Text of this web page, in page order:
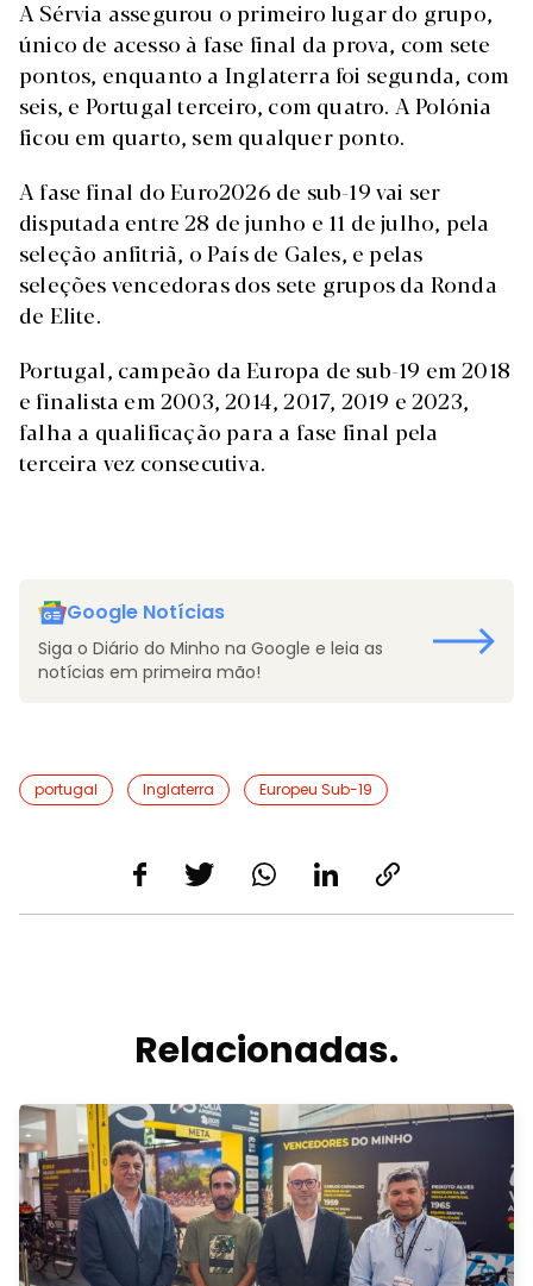
A Sérvia assegurou o primeiro lugar do grupo,
único de acesso à fase final da prova, com sete
pontos, enquanto a Inglaterra foi segunda, com
seis, e Portugal terceiro, com quatro. A Polónia
ficou em quarto, sem qualquer ponto.
A fase final do Euro2026 de sub-19 vai ser
disputada entre 28 de junho e 11 de julho, pela
seleção anfitriã, o País de Gales, e pelas
seleções vencedoras dos sete grupos da Ronda
de Elite.
Portugal, campeão da Europa de sub-19 em 2018
e finalista em 2003, 2014, 2017, 2019 e 2023,
falha a qualificação para a fase final pela
terceira vez consecutiva.
Google Notícias
Siga o Diário do Minho na Google e leia as
notícias em primeira mão!
portugal Inglaterra Europeu Sub-19
Relacionadas.